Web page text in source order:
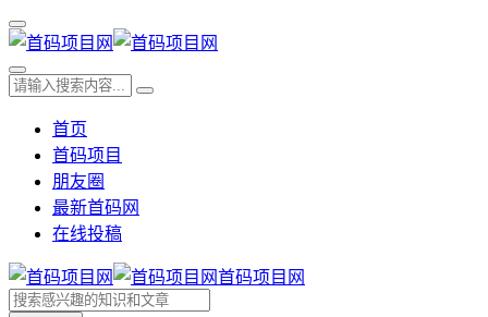
首页
首码项目
朋友圈
最新首码网
在线投稿
首码项目网